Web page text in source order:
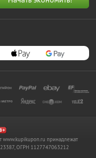
www.kupikupon.ru принадлежат
ОГРН 1127747063212